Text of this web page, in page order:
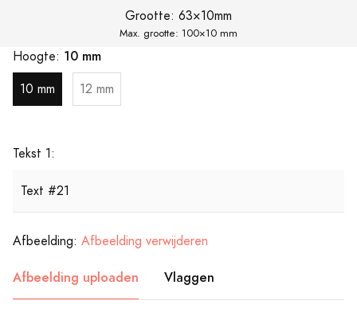
Grootte: 63×10mm
Max. grootte: 100×10 mm
Hoogte: 10 mm
10 mm 12 mm
Tekst 1:
Afbeelding: Afbeelding verwijderen
Afbeelding uploaden Vlaggen